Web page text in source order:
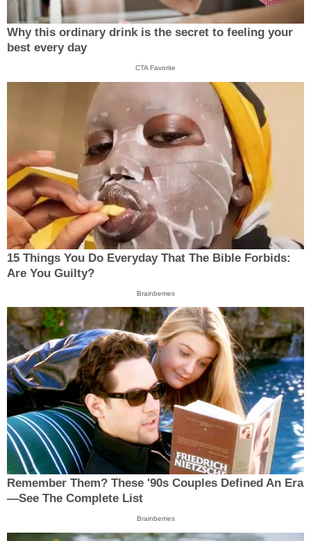
Why this ordinary drink is the secret to feeling your
best every day
CTA Favorite
15 Things You Do Everyday That The Bible Forbids:
Are You Guilty?
Brainberries
Remember Them? These '90s Couples Defined An Era
—See The Complete List
Brainberries